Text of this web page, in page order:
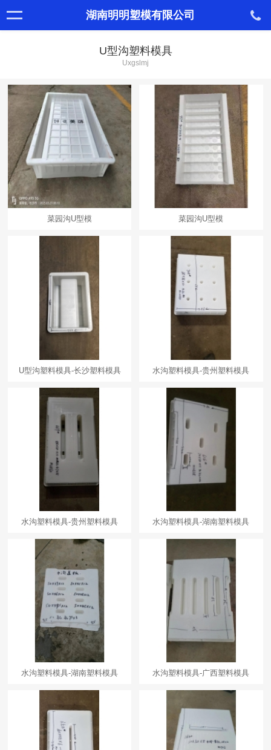
湖南明明塑模有限公司
U型沟塑料模具
Uxgslmj
菜园沟U型模 菜园沟U型模
U型沟塑料模具-长沙塑料模具 水沟塑料模具-贵州塑料模具
水沟塑料模具-贵州塑料模具 水沟塑料模具-湖南塑料模具
水沟塑料模具-湖南塑料模具 水沟塑料模具-广西塑料模具